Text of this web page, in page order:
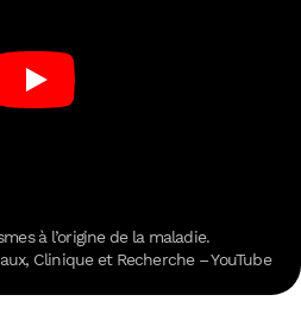
à l’origine de la maladie.
Clinique et Recherche – YouTube